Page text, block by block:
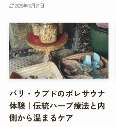
2026年5月21日
バリ・ウブドのボレサウナ
体験｜伝統ハーブ療法と内
側から温まるケア